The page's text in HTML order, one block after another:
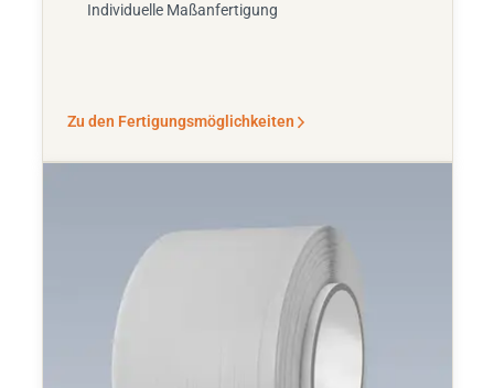
Individuelle Maßanfertigung
Zu den Fertigungsmöglichkeiten